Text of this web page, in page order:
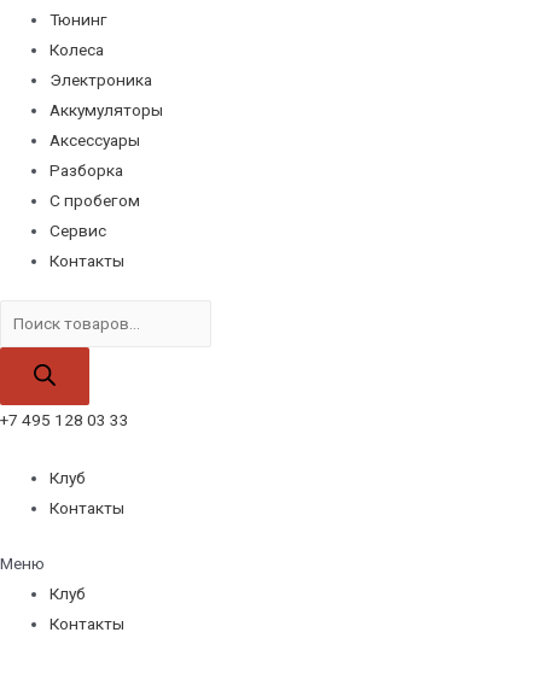
Тюнинг
Колеса
Электроника
Аккумуляторы
Аксессуары
Разборка
С пробегом
Сервис
Контакты
товаров
+7 495 128 03 33
Клуб
Контакты
Меню
Клуб
Контакты